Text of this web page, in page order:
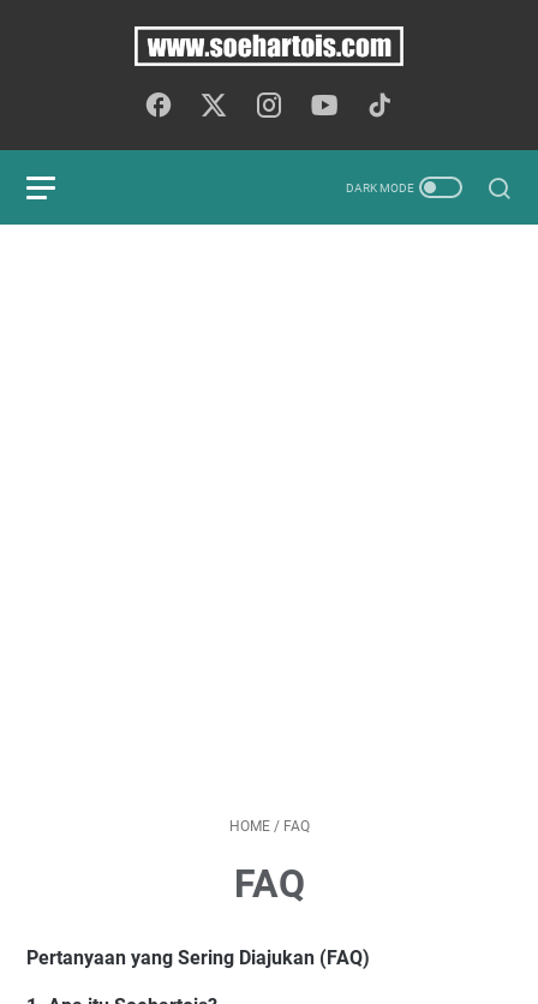
HOME / FAQ
FAQ
Pertanyaan yang Sering Diajukan (FAQ)